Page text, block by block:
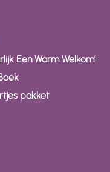
Een Warm Welkom’
pakket